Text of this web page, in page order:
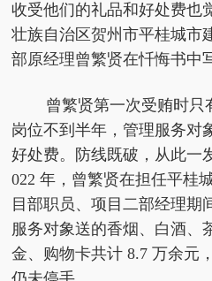
收受他们的礼品和好处费也
壮族自治区贺州市平桂城市
部原经理曾繁贤在忏悔书中
曾繁贤第一次受贿时只
岗位不到半年，管理服务对
好处费。防线既破，从此一
022 年，曾繁贤在担任平桂
目部职员、项目二部经理期
服务对象送的香烟、白酒、
金、购物卡共计 8.7 万余元